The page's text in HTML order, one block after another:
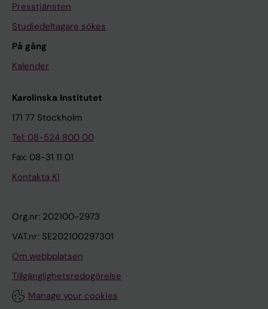
Presstjänsten
Studiedeltagare sökes
På gång
Kalender
Karolinska Institutet
171 77 Stockholm
Tel: 08-524 800 00
Fax: 08-31 11 01
Kontakta KI
Org.nr: 202100-2973
VAT.nr: SE202100297301
Om webbplatsen
Tillgänglighetsredogörelse
Manage your cookies